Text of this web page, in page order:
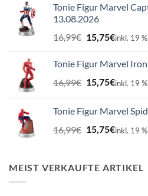
Tonie Figur Marvel
13.08.2026
16,99€ Ursprünglicher
Preis
16,99€
15,75€
15,75€.
inkl. 19
Tonie Figur Marvel
16,99€ Ursprünglicher
16,99€
15,75€
15,75€.
inkl. 19
Tonie Figur Marvel
16,99€ Ursprünglicher
16,99€
15,75€
15,75€.
inkl. 19
MEIST VERKAUFTE ARTIKEL